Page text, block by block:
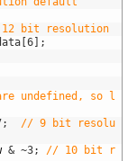
bit resolution
undefined, so l
// 9 bit resolu
& ~3;
// 10 bit r